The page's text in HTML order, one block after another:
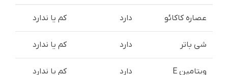
عصاره کاکائو دارد کم یا ندارد
شی باتر دارد کم یا ندارد
ویتامین E دارد کم یا ندارد